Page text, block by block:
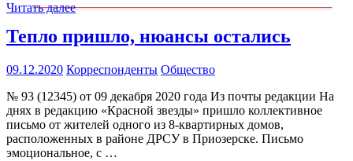
Читать далее
Тепло пришло, нюансы остались
09.12.2020 Корреспонденты Общество
№ 93 (12345) от 09 декабря 2020 года Из почты редакции На
днях в редакцию «Красной звезды» пришло коллективное
письмо от жителей одного из 8-квартирных домов,
расположенных в районе ДРСУ в Приозерске. Письмо
эмоциональное, с …